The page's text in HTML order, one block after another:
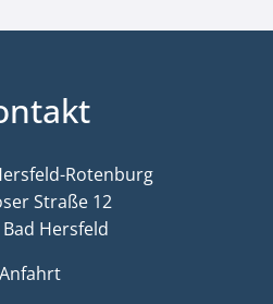
Rotenburg
Straße 12
Hersfeld
Anfahrt